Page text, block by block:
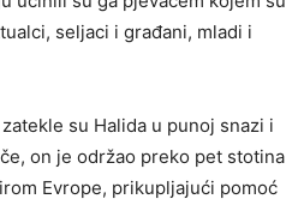
seljaci i građani, mladi i
su Halida u punoj snazi i
on je održao preko pet stotina
Evrope, prikupljajući pomoć